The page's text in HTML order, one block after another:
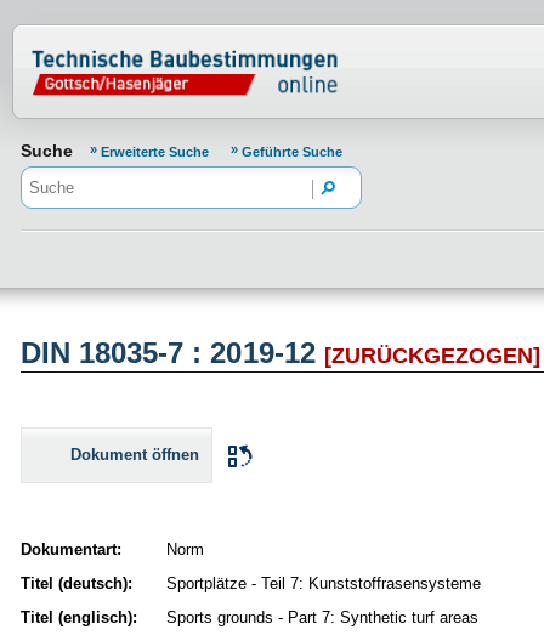
Normenportal Barrierefreiheit
Suche Erweiterte Suche Geführte Suche
DIN 18035-7 : 2019-12 [ZURÜCKGEZOGEN]
Dokument öffnen
Dokumentart:
Norm
Titel (deutsch):
Sportplätze - Teil 7: Kunststoffrasensysteme
Titel (englisch):
Sports grounds - Part 7: Synthetic turf areas